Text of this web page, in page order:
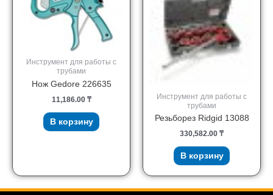
Инструмент для работы с
трубами
Нож Gedore 226635
11,186.00 ₸
В корзину
Инструмент для работы с
трубами
Резьборез Ridgid 13088
330,582.00 ₸
В корзину